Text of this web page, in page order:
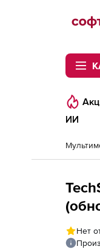
Softline
ИИ
Нет